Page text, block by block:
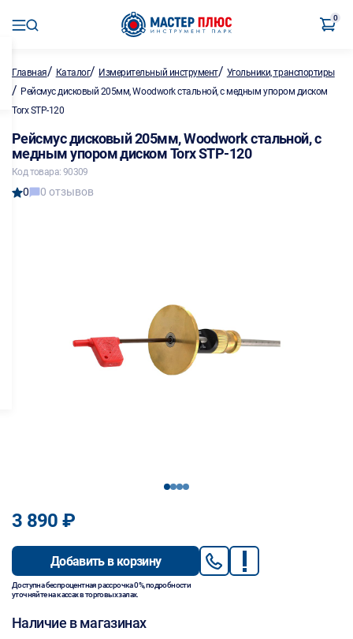
0
Главная/ Каталог/ Измерительный инструмент/ Угольники, транспортиры
/ Рейсмус дисковый 205мм, Woodwork стальной, с медным упором диском
Torx STP-120
Рейсмус дисковый 205мм, Woodwork стальной, с
медным упором диском Torx STP-120
Код товара: 90309
0 0 отзывов
1234
3 890 ₽
Добавить в корзину
Доступна беспроцентная рассрочка 0%, подробности
уточняйте на кассах в торговых залах.
Наличие в магазинах